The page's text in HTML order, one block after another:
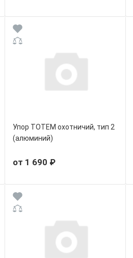
Упор ТОТЕМ охотничий, тип 2
(алюминий)
от 1 690 ₽